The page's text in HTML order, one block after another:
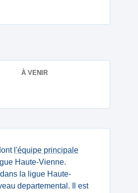
À VENIR
l'équipe principale
Haute-Vienne.
la ligue Haute-
departemental. Il est